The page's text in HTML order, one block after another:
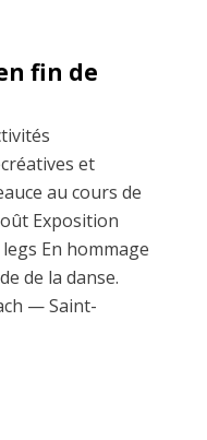
fin de
et
au cours de
Exposition
En hommage
de la danse.
— Saint-